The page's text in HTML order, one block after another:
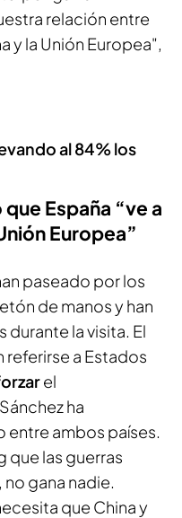
relación entre
y la Unión Europea",
al 84% los
España “ve a
Europea”
paseado por los
de manos y han
durante la visita. El
referirse a Estados
el
ha
entre ambos países.
que las guerras
gana nadie.
que China y